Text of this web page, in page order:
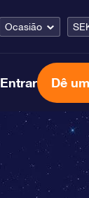
Ocasião
Entrar Dê